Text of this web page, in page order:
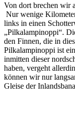
Von dort brechen wir
Nur wenige
links in einen
„Pilkalampinoppi“.
den Finnen, die in
Pilkalampinoppi ist
inmitten dieser
haben, vergeht
können wir nur
Gleise der